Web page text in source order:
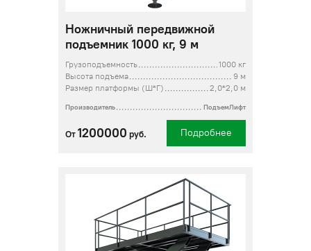
Ножничный передвижной
подъемник 1000 кг, 9 м
Грузоподъемность
1000 кг
Высота подъема
9 м
Размер платформы (Ш*Г)
2,0*2,0 м
Производитель ПодъемЛифт
От 1200000 руб. Подробнее